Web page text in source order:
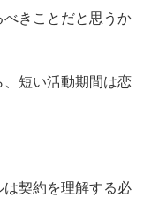
べきことだと思うか
短い活動期間は恋
は契約を理解する必